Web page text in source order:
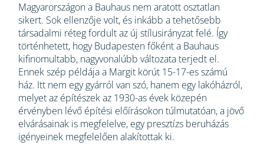
Magyarországon a Bauhaus nem aratott osztatlan
sikert. Sok ellenzője volt, és inkább a tehetősebb
társadalmi réteg fordult az új stílusirányzat felé. Így
történhetett, hogy Budapesten főként a Bauhaus
kifinomultabb, nagyvonalúbb változata terjedt el.
Ennek szép példája a Margit körút 15-17-es számú
ház. Itt nem egy gyárról van szó, hanem egy lakóházról,
melyet az építészek az 1930-as évek közepén
érvényben lévő építési előírásokon túlmutatóan, a jövő
elvárásainak is megfelelve, egy presztízs beruházás
igényeinek megfelelően alakítottak ki.